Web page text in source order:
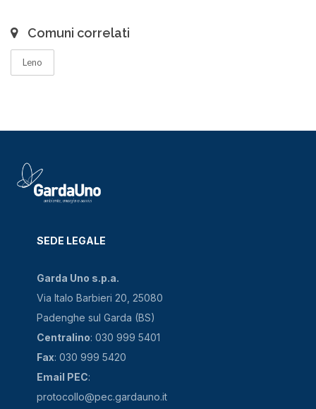
Comuni correlati
Leno
SEDE LEGALE
Garda Uno s.p.a.
Via Italo Barbieri 20, 25080
Padenghe sul Garda (BS)
Centralino: 030 999 5401
Fax: 030 999 5420
Email PEC:
protocollo@pec.gardauno.it